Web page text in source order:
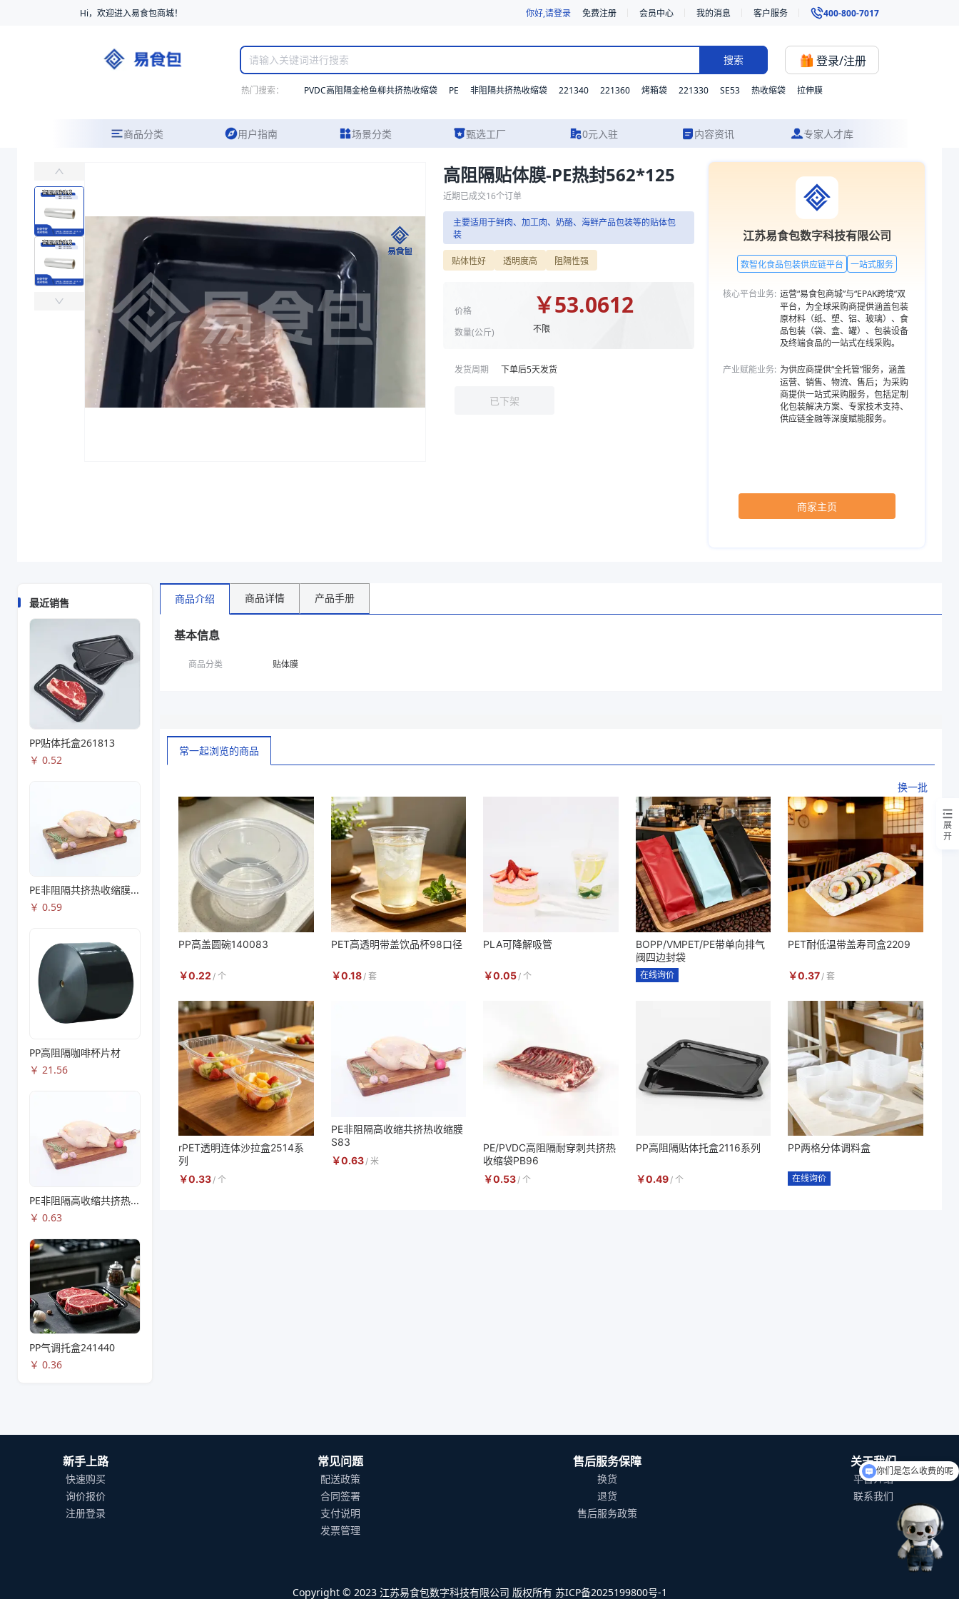
Hi，欢迎进入易食包商城！ 你好,请登录 免费注册 会员中心 我的消息 客户服务 400-800-7017
搜索 登录/注册
热门搜索： PVDC高阻隔金枪鱼柳共挤热收缩袋 PE 非阻隔共挤热收缩袋 221340 221360 烤箱袋 221330 SE53 热收缩袋 拉伸膜
商品分类 用户指南 场景分类 甄选工厂 0元入驻 内容资讯 专家人才库
主要适用于鲜肉、加工肉、奶酪、海鲜产品包装等的贴体包装
易食包（EPAK）专注于高阻隔贴体膜-PE热封562*125包装，提供详尽的规格参数、实物图片及报价参考，主要适用于鲜肉、加工肉、奶酪、海鲜产品包装等的贴体包装。我们支持材质、型号与功能的灵活定制，并
产品卖点：贴体性好、透明度高、阻隔性强
应用场景：主要适用于鲜肉、加工肉、奶酪、海鲜产品包装等的贴体包装
￥53.0612
商品参数
贴体膜
125
562
1500
562mm*1500m*125um
高阻隔贴体膜-PE热封562*125
近期已成交16个订单
主要适用于鲜肉、加工肉、奶酪、海鲜产品包装等的贴体包
装
贴体性好 透明度高 阻隔性强
价格
数量(公斤)
￥53.0612
不限
发货周期 下单后5天发货
已下架
江苏易食包数字科技有限公司
数智化食品包装供应链平台 一站式服务
核心平台业务: 运营“易食包商城”与“EPAK跨境”双
平台，为全球采购商提供涵盖包装
原材料（纸、塑、铝、玻璃）、食
品包装（袋、盒、罐）、包装设备
及终端食品的一站式在线采购。
产业赋能业务: 为供应商提供“全托管”服务，涵盖
运营、销售、物流、售后；为采购
商提供一站式采购服务，包括定制
化包装解决方案、专家技术支持、
供应链金融等深度赋能服务。
商家主页
最近销售
PP贴体托盒261813
￥ 0.52
PE非阻隔共挤热收缩膜S53
￥ 0.59
PP高阻隔咖啡杯片材
￥ 21.56
PE非阻隔高收缩共挤热收缩膜S83
￥ 0.63
PP气调托盒241440
￥ 0.36
商品介绍 商品详情 产品手册
基本信息
商品分类 贴体膜
常一起浏览的商品
换一批
PP高盖圆碗140083
￥0.22 / 个
PET高透明带盖饮品杯98口径
￥0.18 / 套
PLA可降解吸管
￥0.05 / 个
BOPP/VMPET/PE带单向排气
阀四边封袋
在线询价
PET耐低温带盖寿司盒2209
￥0.37 / 套
rPET透明连体沙拉盒2514系
列
￥0.33/ 个
PE非阻隔高收缩共挤热收缩膜
S83
￥0.63 / 米
PE/PVDC高阻隔耐穿刺共挤热
收缩袋PB96
￥0.53/ 个
PP高阻隔贴体托盒2116系列
￥0.49/ 个
PP两格分体调料盒
在线询价
展
开
新手上路
快速购买
询价报价
注册登录
常见问题
配送政策
合同签署
支付说明
发票管理
售后服务保障
换货
退货
售后服务政策
关于我们
平台介绍
联系我们
Copyright © 2023 江苏易食包数字科技有限公司 版权所有 苏ICP备2025199800号-1
你们是怎么收费的呢